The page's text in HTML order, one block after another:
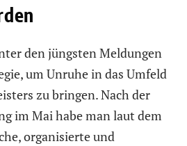
den jüngsten Meldungen
um Unruhe in das Umfeld
zu bringen. Nach der
im Mai habe man laut dem
organisierte und